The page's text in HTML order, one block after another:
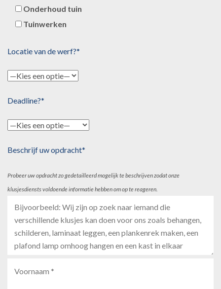
Onderhoud tuin
Tuinwerken
Locatie van de werf?*
Deadline?*
Beschrijf uw opdracht*
Probeer uw opdracht zo gedetailleerd mogelijk te beschrijven zodat onze
klusjesdiensts voldoende informatie hebben om op te reageren.